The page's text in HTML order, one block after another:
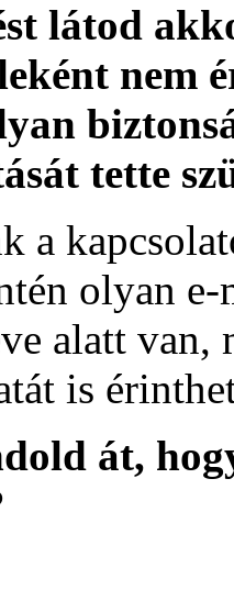
látod
nem
tette
a
olyan
alatt van,
is
át,